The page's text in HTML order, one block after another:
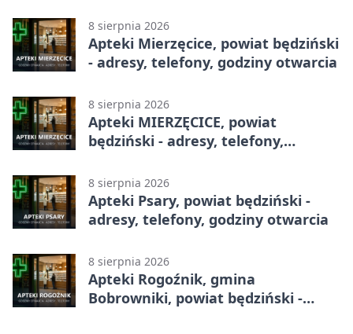
8 sierpnia 2026
Apteki Mierzęcice, powiat będziński
- adresy, telefony, godziny otwarcia
8 sierpnia 2026
Apteki MIERZĘCICE, powiat
będziński - adresy, telefony,
8 sierpnia 2026
Apteki Psary, powiat będziński -
adresy, telefony, godziny otwarcia
8 sierpnia 2026
Apteki Rogoźnik, gmina
Bobrowniki, powiat będziński -